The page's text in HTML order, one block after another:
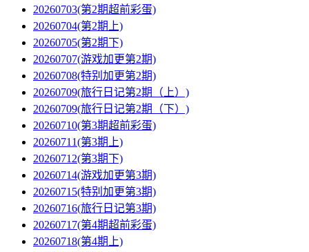
20260703(第2期超前彩蛋)
20260704(第2期上)
20260705(第2期下)
20260707(游戏加更第2期)
20260708(特别加更第2期)
20260709(旅行日记第2期（上）)
20260709(旅行日记第2期（下）)
20260710(第3期超前彩蛋)
20260711(第3期上)
20260712(第3期下)
20260714(游戏加更第3期)
20260715(特别加更第3期)
20260716(旅行日记第3期)
20260717(第4期超前彩蛋)
20260718(第4期上)